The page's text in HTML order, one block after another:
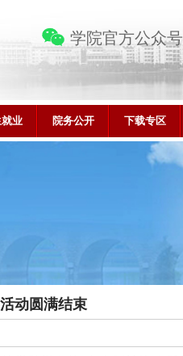
学院官方公众号
业 院务公开 下载专区
动圆满结束